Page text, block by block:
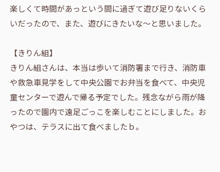
楽しくて時間があっという間に過ぎて遊び足りないくら
いだったので、また、遊びにきたいな～と思いました。
【きりん組】
きりん組さんは、本当は歩いて消防署まで行き、消防車
や救急車見学をして中央公園でお弁当を食べて、中央児
童センターで遊んで帰る予定でした。残念ながら雨が降
ったので園内で遠足ごっこを楽しむことにしました。お
やつは、テラスに出て食べましたｂ。